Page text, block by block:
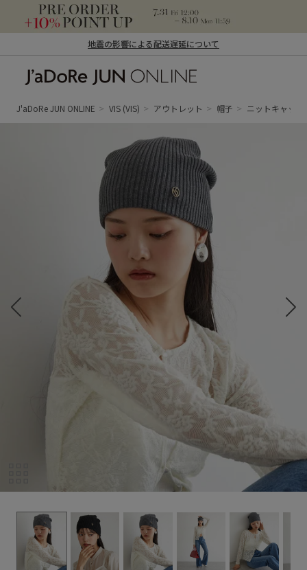
地震の影響による配送遅延について
ン オンライン）
J'aDoRe JUN ONLINE VIS (VIS) アウトレット 帽子 ニットキャッ